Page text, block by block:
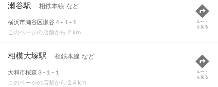
瀬谷駅 相鉄本線 など
横浜市瀬谷区瀬谷４-１-１
このページの店舗から 2 km
ルート
を見る
相模大塚駅 相鉄本線 など
大和市桜森３-１-１
このページの店舗から 2.4 km
ルート
を見る